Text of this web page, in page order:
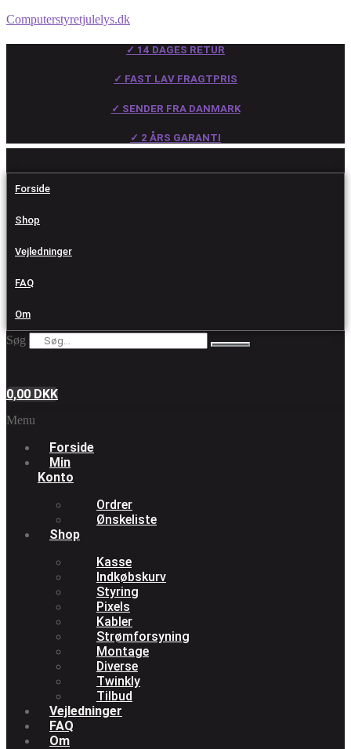
Computerstyretjulelys.dk
✓ 14 DAGES RETUR
✓ FAST LAV FRAGTPRIS
✓ SENDER FRA DANMARK
✓ 2 ÅRS GARANTI
Forside
Shop
Vejledninger
FAQ
Om
Søg
0,00 DKK
Menu
Forside
Min
Konto
Ordrer
Ønskeliste
Shop
Kasse
Indkøbskurv
Styring
Pixels
Kabler
Strømforsyning
Montage
Diverse
Twinkly
Tilbud
Vejledninger
FAQ
Om